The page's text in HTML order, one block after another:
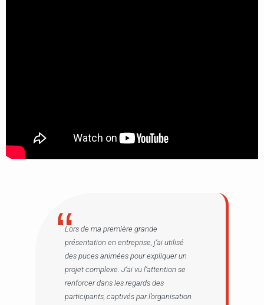
Lors de ma première grande
présentation en entreprise, j’ai utilisé
des puces animées pour expliquer un
projet complexe. J’ai vu l’attention se
renforcer dans les regards des
participants, captivés par l’organisation